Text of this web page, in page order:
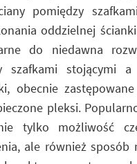
pomiędzy
oddzielnej
do niedawna
szafkami stojącymi a
obecnie
pleksi.
tylko możliwość
ale również sposób